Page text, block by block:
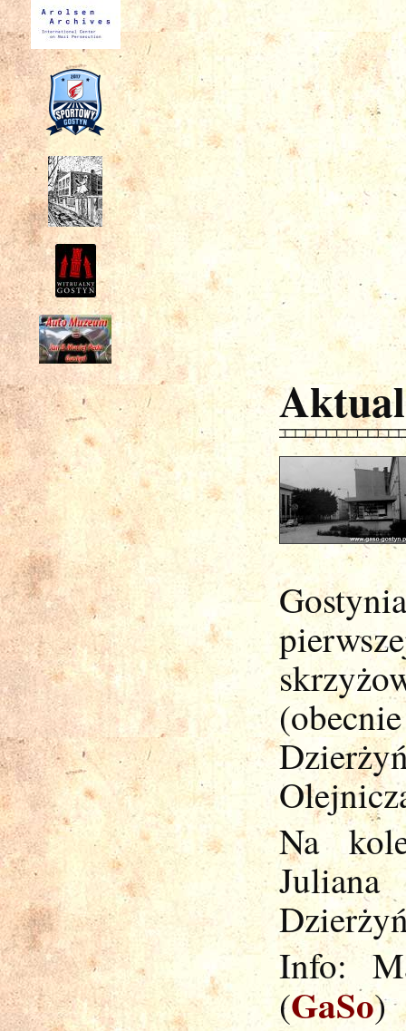
Na
Info:
(GaSo)